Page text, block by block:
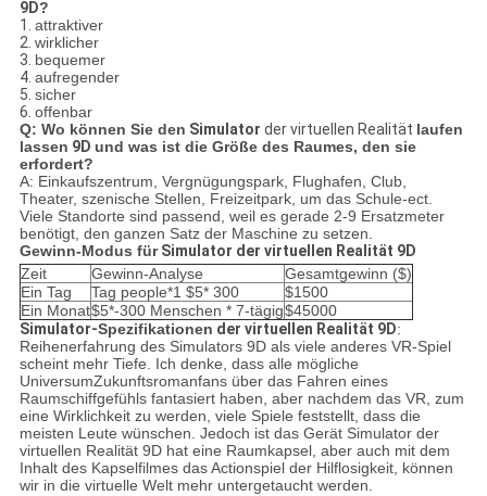
9D?
1. attraktiver
2. wirklicher
3. bequemer
4. aufregender
5. sicher
6. offenbar
Q: Wo können Sie den Simulator der virtuellen Realität laufen
lassen 9D und was ist die Größe des Raumes, den sie
erfordert?
A: Einkaufszentrum, Vergnügungspark, Flughafen, Club,
Theater, szenische Stellen, Freizeitpark, um das Schule-ect.
Viele Standorte sind passend, weil es gerade 2-9 Ersatzmeter
benötigt, den ganzen Satz der Maschine zu setzen.
Gewinn-Modus für Simulator der virtuellen Realität 9D
Zeit
Gewinn-Analyse
Gesamtgewinn ($)
Ein Tag
Tag people*1 $5* 300
$1500
Ein Monat$5*-300 Menschen * 7-tägig$45000
Simulator-Spezifikationen der virtuellen Realität 9D:
Reihenerfahrung des Simulators 9D als viele anderes VR-Spiel
scheint mehr Tiefe. Ich denke, dass alle mögliche
UniversumZukunftsromanfans über das Fahren eines
Raumschiffgefühls fantasiert haben, aber nachdem das VR, zum
eine Wirklichkeit zu werden, viele Spiele feststellt, dass die
meisten Leute wünschen. Jedoch ist das Gerät Simulator der
virtuellen Realität 9D hat eine Raumkapsel, aber auch mit dem
Inhalt des Kapselfilmes das Actionspiel der Hilflosigkeit, können
wir in die virtuelle Welt mehr untergetaucht werden.